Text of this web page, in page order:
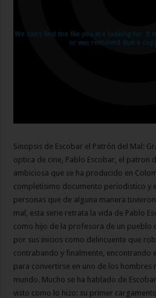
Sinopsis de Escobar el Patrón del Mal:
optica de cine, Pablo Escobar, el patron
ambiciosa que se ha producido en
completisimo documento periodistico y
personas que de alguna manera
mal, esta serie retrata la vida de Pablo
como hijo de la profesora de un pueblo
por sus inicios como delincuente que
contrabando y finalmente, encontrando
para convertirse en uno de los hombres
mundo. Mucho se ha hablado de
visto como lo hizo: su primer